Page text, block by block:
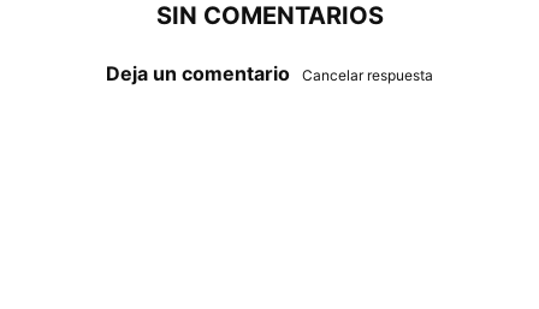
SIN COMENTARIOS
Deja un comentario Cancelar respuesta